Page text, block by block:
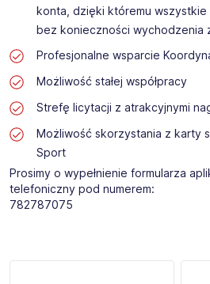
konta, dzięki któremu wszystkie
bez konieczności wychodzenia
Profesjonalne wsparcie
Możliwość stałej współpracy
Strefę licytacji z atrakcyjnymi
Możliwość skorzystania z karty
Sport
Prosimy o wypełnienie formularza
telefoniczny pod numerem:
782787075​